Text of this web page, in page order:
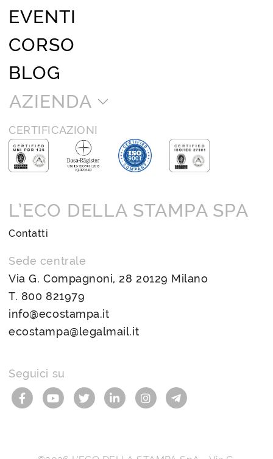
EVENTI
CORSO
BLOG
AZIENDA
CERTIFICAZIONI
L’ECO DELLA STAMPA SPA
Contatti
Sede centrale
Via G. Compagnoni, 28 20129 Milano
T. 800 821979
info@ecostampa.it
ecostampa@legalmail.it
Seguici su